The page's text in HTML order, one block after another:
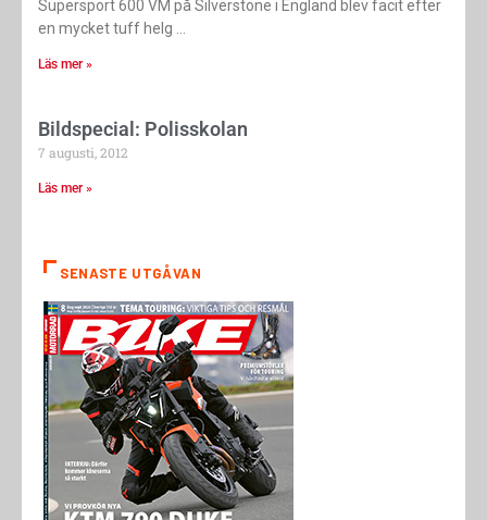
Supersport 600 VM på Silverstone i England blev facit efter
en mycket tuff helg
Läs mer »
Bildspecial: Polisskolan
7 augusti, 2012
Läs mer »
SENASTE UTGÅVAN